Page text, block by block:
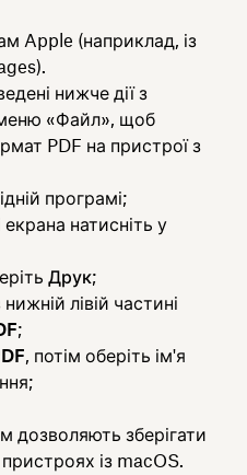
Apple (наприклад, із
нижче дії з
«Файл», щоб
PDF на пристрої з
програмі;
натисніть у
Друк;
лівій частині
;
, потім оберіть ім'я
дозволяють зберігати
із macOS.